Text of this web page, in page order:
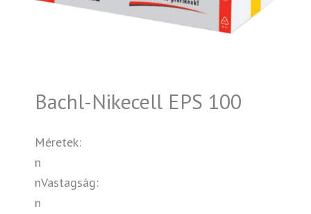
Bachl-Nikecell EPS 100
Méretek:
n
nVastagság:
n